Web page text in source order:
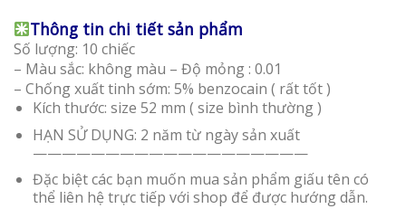
Thông tin chi tiết sản phẩm
Số lượng: 10 chiếc
– Màu sắc: không màu – Độ mỏng : 0.01
– Chống xuất tinh sớm: 5% benzocain ( rất tốt )
Kích thước: size 52 mm ( size bình thường )
HẠN SỬ DỤNG: 2 năm từ ngày sản xuất
———————————————————
Đặc biệt các bạn muốn mua sản phẩm giấu tên có
thể liên hệ trực tiếp với shop để được hướng dẫn.